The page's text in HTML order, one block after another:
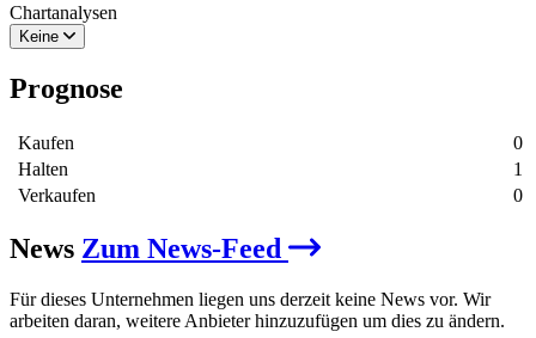
Chartanalysen
Keine
Prognose
Kaufen
0
Halten
1
Verkaufen
0
News Zum News-Feed
Für dieses Unternehmen liegen uns derzeit keine News vor. Wir
arbeiten daran, weitere Anbieter hinzuzufügen um dies zu ändern.